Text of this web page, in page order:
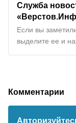
Служба
Если вы
выделите ее и
Комментарии